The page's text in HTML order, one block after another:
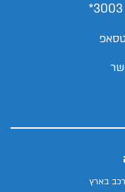
3003*
בארץ